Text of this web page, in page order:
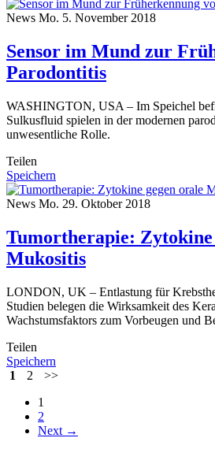
News Mo. 5. November 2018
Sensor im Mund zur
Parodontitis
WASHINGTON, USA – Im Speichel
Sulkusfluid spielen in der modernen
unwesentliche Rolle.
Teilen
Speichern
News Mo. 29. Oktober 2018
Tumortherapie: Zytokine
Mukositis
LONDON, UK – Entlastung für
Studien belegen die Wirksamkeit des
Wachstumsfaktors zum Vorbeugen und
Teilen
Speichern
1
2
>>
1
2
Next →